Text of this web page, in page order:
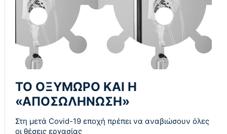
ΤΟ ΟΞΥΜΩΡΟ ΚΑΙ Η
«ΑΠΟΣΩΛΗΝΩΣΗ»
Στη μετά Covid-19 εποχή πρέπει να αναβιώσουν όλες
οι θέσεις εργασίας